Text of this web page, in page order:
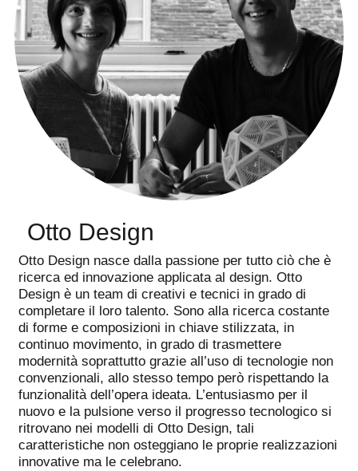
Otto Design
Otto Design nasce dalla passione per tutto ciò che è
ricerca ed innovazione applicata al design. Otto
Design è un team di creativi e tecnici in grado di
completare il loro talento. Sono alla ricerca costante
di forme e composizioni in chiave stilizzata, in
continuo movimento, in grado di trasmettere
modernità soprattutto grazie all’uso di tecnologie non
convenzionali, allo stesso tempo però rispettando la
funzionalità dell’opera ideata. L’entusiasmo per il
nuovo e la pulsione verso il progresso tecnologico si
ritrovano nei modelli di Otto Design, tali
caratteristiche non osteggiano le proprie realizzazioni
innovative ma le celebrano.